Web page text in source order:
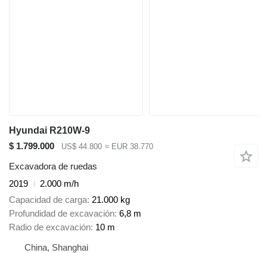
Hyundai R210W-9
$ 1.799.000
US$ 44.800 ≈ EUR 38.770
Excavadora de ruedas
2019
2.000 m/h
Capacidad de carga 21.000 kg
Profundidad de excavación 6,8 m
Radio de excavación 10 m
China, Shanghai